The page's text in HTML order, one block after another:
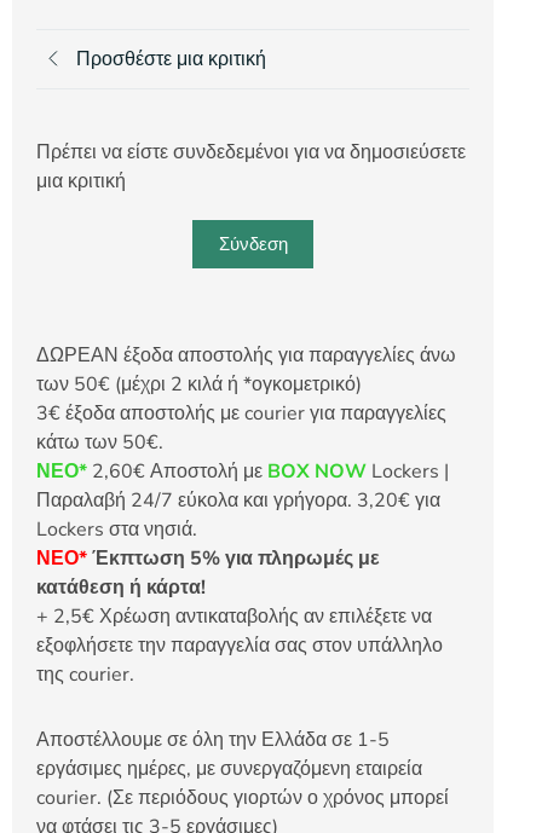
Προσθέστε μια κριτική
Πρέπει να είστε συνδεδεμένοι για να δημοσιεύσετε
μια κριτική
Σύνδεση
ΔΩΡΕΑΝ έξοδα αποστολής για παραγγελίες άνω
των 50€ (μέχρι 2 κιλά ή *ογκομετρικό)
3€ έξοδα αποστολής με courier για παραγγελίες
κάτω των 50€.
ΝΕΟ* 2,60€ Αποστολή με BOX NOW Lockers |
Παραλαβή 24/7 εύκολα και γρήγορα. 3,20€ για
Lockers στα νησιά.
ΝΕΟ*Έκπτωση 5% για πληρωμές με
κατάθεση ή κάρτα!
+ 2,5€ Χρέωση αντικαταβολής αν επιλέξετε να
εξοφλήσετε την παραγγελία σας στον υπάλληλο
της courier.
Αποστέλλουμε σε όλη την Ελλάδα σε 1-5
εργάσιμες ημέρες, με συνεργαζόμενη εταιρεία
courier. (Σε περιόδους γιορτών ο χρόνος μπορεί
να φτάσει τις 3-5 εργάσιμες)